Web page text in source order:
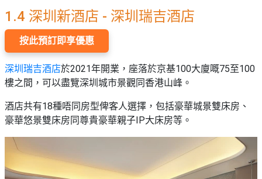
1.4 深圳新酒店 - 深圳瑞吉酒店
按此預訂即享優惠
深圳瑞吉酒店於2021年開業，座落於京基100大廈嘅75至100
樓之間，可以盡覽深圳城市景觀同香港山峰。
酒店共有18種唔同房型俾客人選擇，包括豪華城景雙床房、
豪華悠景雙床房同尊貴豪華親子IP大床房等。